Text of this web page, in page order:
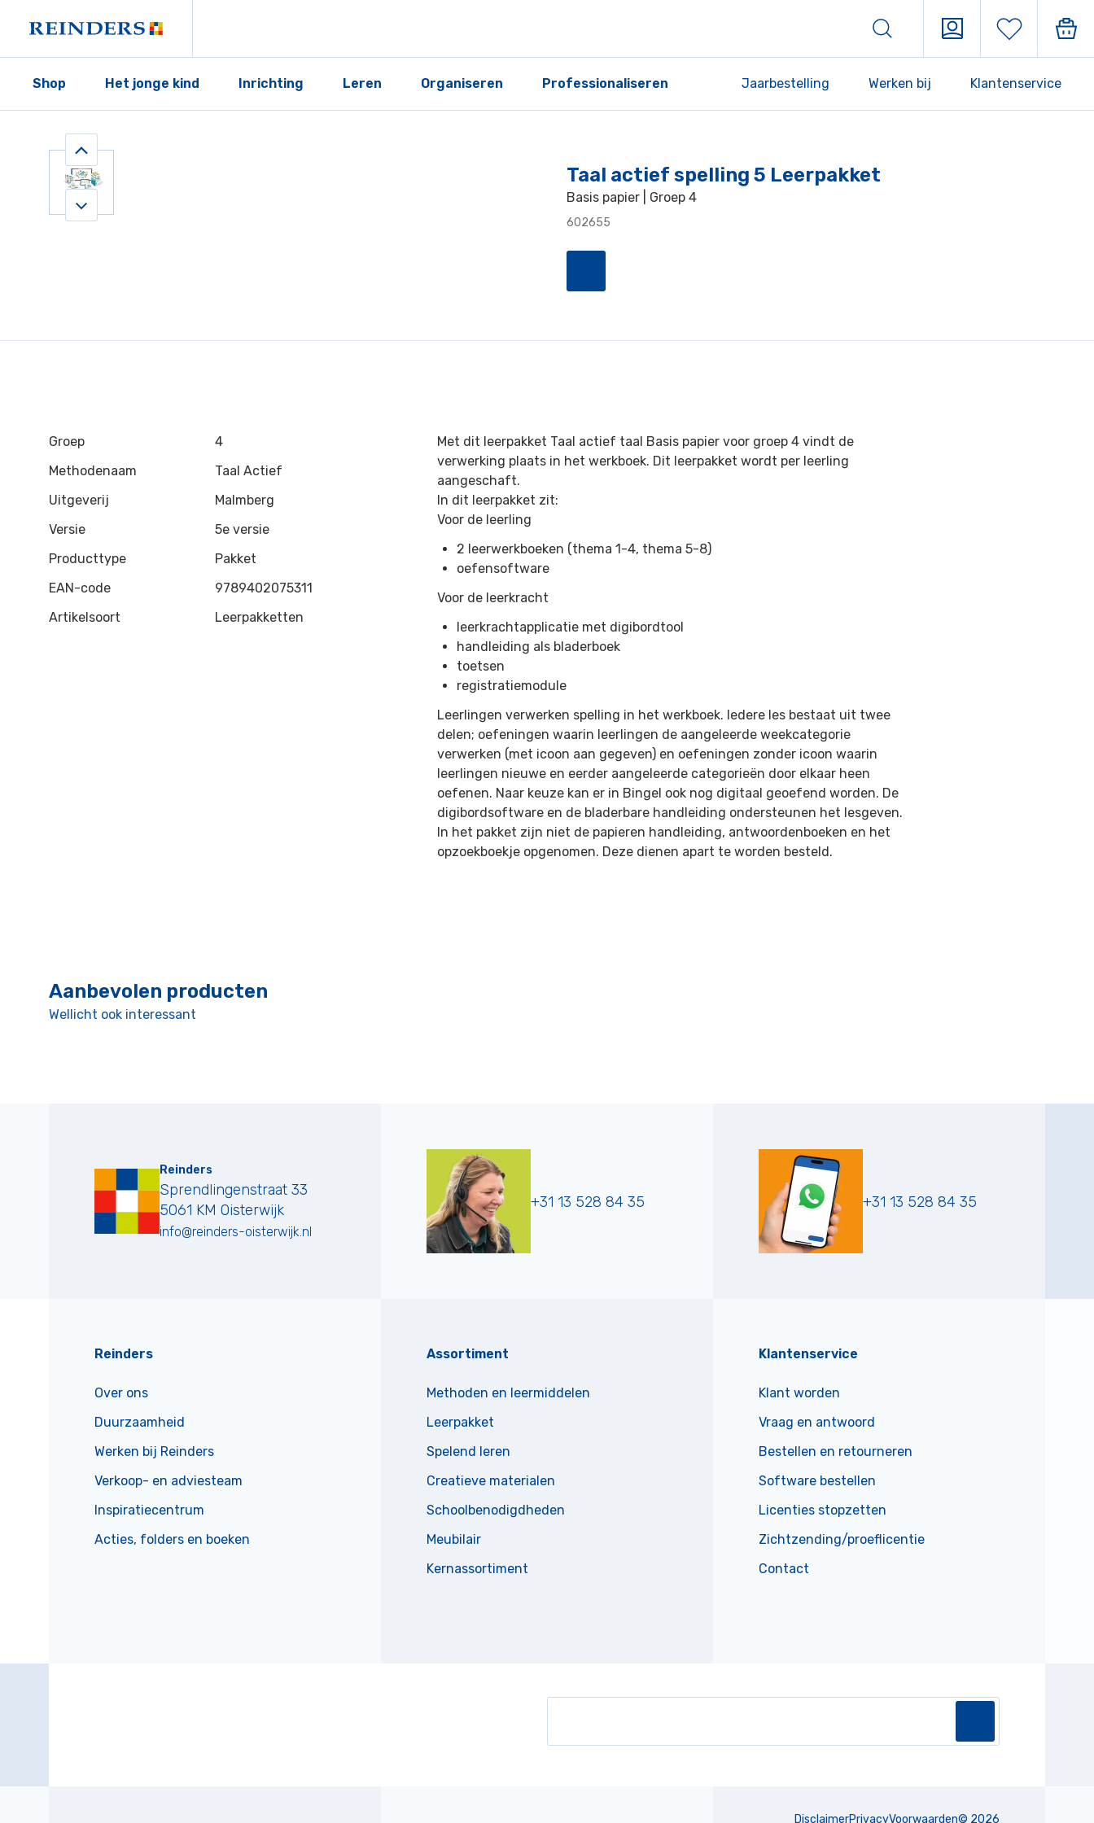
Shop Het jonge kind Inrichting Leren Organiseren Professionaliseren Jaarbestelling Werken bij Klantenservice
Taal actief spelling 5 Leerpakket
Basis papier | Groep 4
602655
Groep
4
Methodenaam
Taal Actief
Uitgeverij
Malmberg
Versie
5e versie
Producttype
Pakket
EAN-code
9789402075311
Artikelsoort
Leerpakketten
Met dit leerpakket Taal actief taal Basis papier voor groep 4 vindt de
verwerking plaats in het werkboek. Dit leerpakket wordt per leerling
aangeschaft.
In dit leerpakket zit:
Voor de leerling
2 leerwerkboeken (thema 1-4, thema 5-8)
oefensoftware
Voor de leerkracht
leerkrachtapplicatie met digibordtool
handleiding als bladerboek
toetsen
registratiemodule
Leerlingen verwerken spelling in het werkboek. Iedere les bestaat uit twee
delen; oefeningen waarin leerlingen de aangeleerde weekcategorie
verwerken (met icoon aan gegeven) en oefeningen zonder icoon waarin
leerlingen nieuwe en eerder aangeleerde categorieën door elkaar heen
oefenen. Naar keuze kan er in Bingel ook nog digitaal geoefend worden. De
digibordsoftware en de bladerbare handleiding ondersteunen het lesgeven.
In het pakket zijn niet de papieren handleiding, antwoordenboeken en het
opzoekboekje opgenomen. Deze dienen apart te worden besteld.
Aanbevolen producten
Wellicht ook interessant
Reinders
Sprendlingenstraat 33
5061 KM Oisterwijk
info@reinders-oisterwijk.nl
+31 13 528 84 35 +31 13 528 84 35
Reinders
Over ons
Duurzaamheid
Werken bij Reinders
Verkoop- en adviesteam
Inspiratiecentrum
Acties, folders en boeken
Assortiment
Methoden en leermiddelen
Leerpakket
Spelend leren
Creatieve materialen
Schoolbenodigdheden
Meubilair
Kernassortiment
Klantenservice
Klant worden
Vraag en antwoord
Bestellen en retourneren
Software bestellen
Licenties stopzetten
Zichtzending/proeflicentie
Contact
DisclaimerPrivacyVoorwaarden© 2026